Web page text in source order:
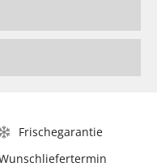
Frischegarantie